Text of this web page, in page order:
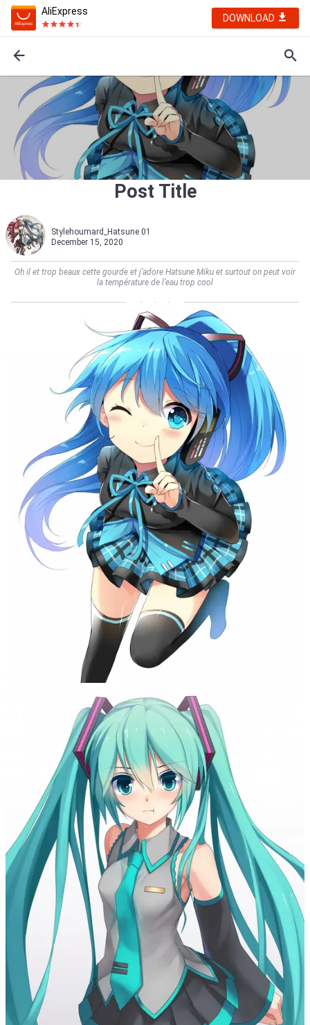
AliExpress
DOWNLOAD
Post Title
Stylehoumard_Hatsune 01
December 15, 2020
Oh il et trop beaux cette gourde et j’adore Hatsune Miku et surtout on peut voir
la température de l’eau trop cool